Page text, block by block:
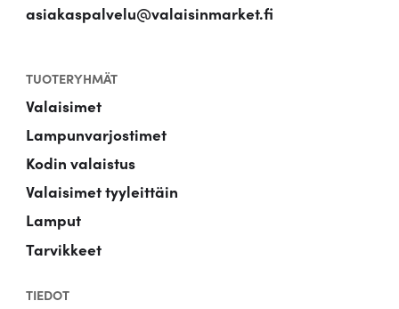
asiakaspalvelu@valaisinmarket.fi
TUOTERYHMÄT
Valaisimet
Lampunvarjostimet
Kodin valaistus
Valaisimet tyyleittäin
Lamput
Tarvikkeet
TIEDOT